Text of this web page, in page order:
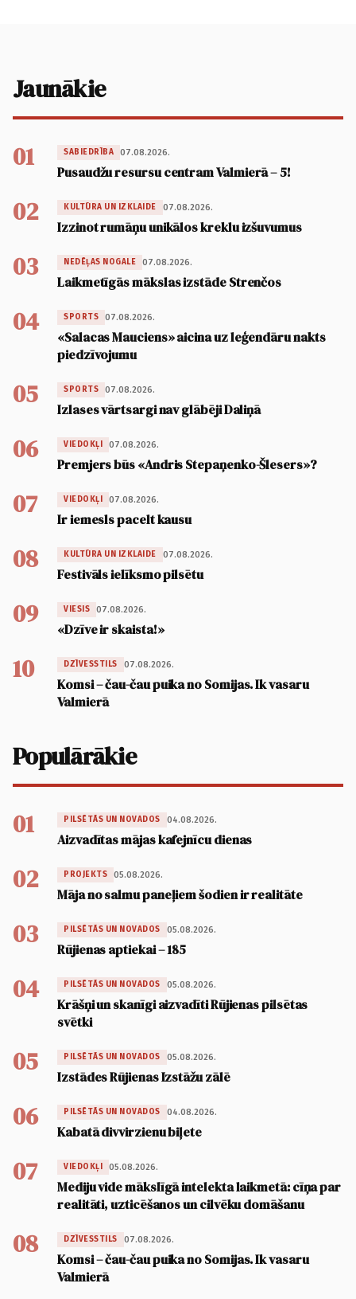
Jaunākie
01 SABIEDRĪBA 07.08.2026.
Pusaudžu resursu centram Valmierā – 5!
02 KULTŪRA UN IZKLAIDE 07.08.2026.
Izzinot rumāņu unikālos kreklu izšuvumus
03 NEDĒĻAS NOGALE 07.08.2026.
Laikmetīgās mākslas izstāde Strenčos
04 SPORTS 07.08.2026.
«Salacas Mauciens» aicina uz leģendāru nakts
piedzīvojumu
05 SPORTS 07.08.2026.
Izlases vārtsargi nav glābēji Daliņā
06 VIEDOKĻI 07.08.2026.
Premjers būs «Andris Stepaņenko-Šlesers»?
07 VIEDOKĻI 07.08.2026.
Ir iemesls pacelt kausu
08 KULTŪRA UN IZKLAIDE 07.08.2026.
Festivāls ielīksmo pilsētu
09 VIESIS 07.08.2026.
«Dzīve ir skaista!»
10 DZĪVESSTILS 07.08.2026.
Komsi – čau-čau puika no Somijas. Ik vasaru
Valmierā
Populārākie
01 PILSĒTĀS UN NOVADOS 04.08.2026.
Aizvadītas mājas kafejnīcu dienas
02 PROJEKTS 05.08.2026.
Māja no salmu paneļiem šodien ir realitāte
03 PILSĒTĀS UN NOVADOS 05.08.2026.
Rūjienas aptiekai – 185
04 PILSĒTĀS UN NOVADOS 05.08.2026.
Krāšņi un skanīgi aizvadīti Rūjienas pilsētas
svētki
05 PILSĒTĀS UN NOVADOS 05.08.2026.
Izstādes Rūjienas Izstāžu zālē
06 PILSĒTĀS UN NOVADOS 04.08.2026.
Kabatā divvirzienu biļete
07 VIEDOKĻI 05.08.2026.
Mediju vide mākslīgā intelekta laikmetā: cīņa par
realitāti, uzticēšanos un cilvēku domāšanu
08 DZĪVESSTILS 07.08.2026.
Komsi – čau-čau puika no Somijas. Ik vasaru
Valmierā